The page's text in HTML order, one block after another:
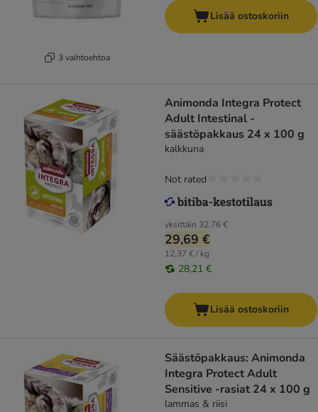
3 vaihtoehtoa
Lisää ostoskoriin
Animonda Integra Protect
Adult Intestinal -
säästöpakkaus 24 x 100 g
kalkkuna
yksittäin 32,76 €
29,69 €
12,37 € / kg
28,21 €
Not rated
Lisää ostoskoriin
Säästöpakkaus: Animonda
Integra Protect Adult
Sensitive -rasiat 24 x 100 g
lammas & riisi